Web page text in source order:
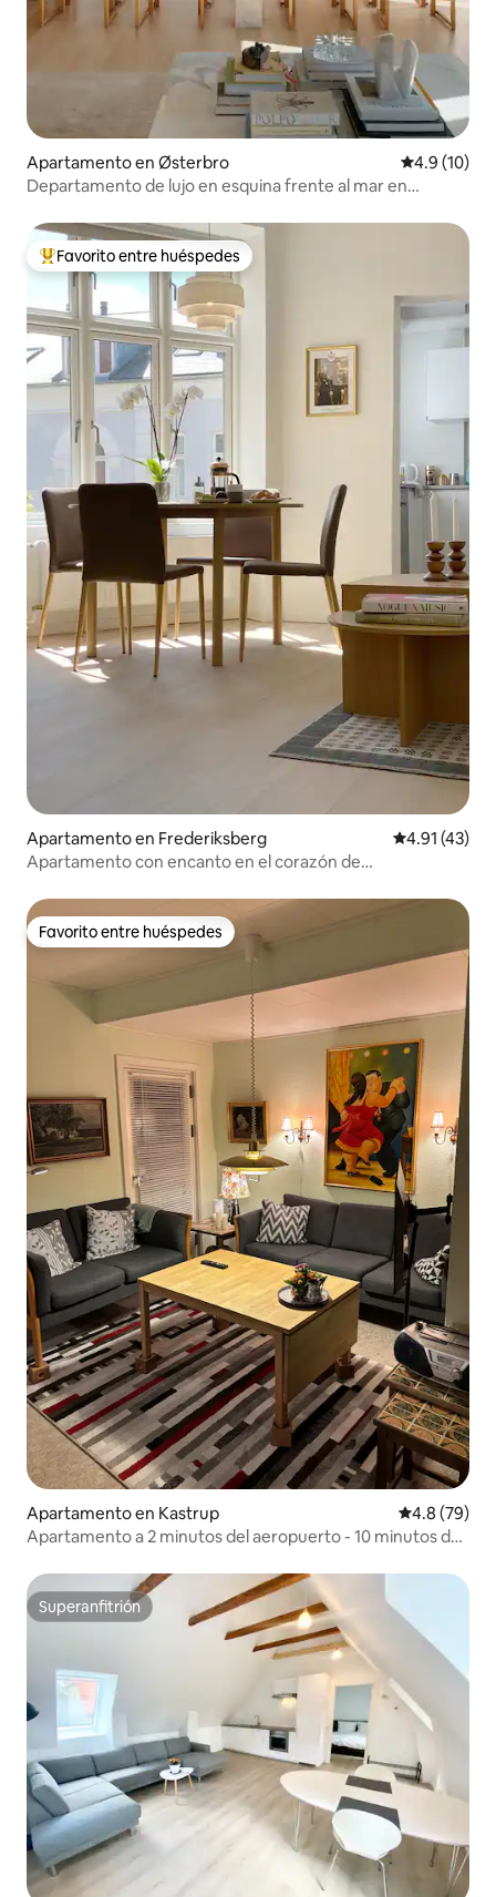
Apartamento en Østerbro Calificación
4.9 (10)
Departamento de lujo en esquina frente al mar en
Favorito entre huéspedes preferido
Favorito entre huéspedes
Apartamento en Frederiksberg Calificación
4.91 (43)
Apartamento con encanto en el corazón de
Favorito entre huéspedes
Favorito entre huéspedes
Apartamento en Kastrup Calificación
4.8 (79)
Apartamento a 2 minutos del aeropuerto - 10 minutos de
Superanfitrión
Superanfitrión